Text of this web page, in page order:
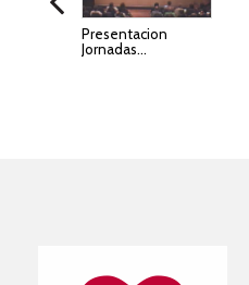
Presentacion
Jornadas...